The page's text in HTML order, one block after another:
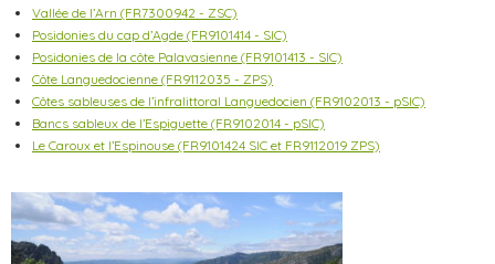
Vallée de l’Arn (FR7300942 - ZSC)
Posidonies du cap d’Agde (FR9101414 - SIC)
Posidonies de la côte Palavasienne (FR9101413 - SIC)
Côte Languedocienne (FR9112035 - ZPS)
Côtes sableuses de l’infralittoral Languedocien (FR9102013 - pSIC)
Bancs sableux de l’Espiguette (FR9102014 - pSIC)
Le Caroux et l’Espinouse (FR9101424 SIC et FR9112019 ZPS)